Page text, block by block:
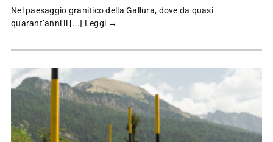
Nel paesaggio granitico della Gallura, dove da quasi
quarant’anni il [...] Leggi →